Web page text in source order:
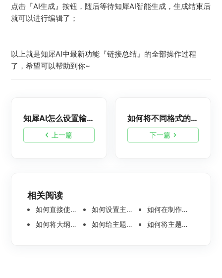
点击『AI生成』按钮，随后等待知犀AI智能生成，生成结束后
就可以进行编辑了；
以上就是知犀AI中最新功能『链接总结』的全部操作过程
了，希望可以帮助到你~
上一篇
知犀AI怎么设置输出多国语言？
下一篇
如何将不同格式的文件转成知犀可编辑的文件呢？
相关阅读
如何直接使用语音输入节点内容呢 如何设置主题节点内的文本方向
如何在制作组织架构思维导图时添加旁支型架构
如何将大纲文件分页导出？
如何给主题节点插入一个标注？ 如何将主题节点中的图片一键转为思维导图？